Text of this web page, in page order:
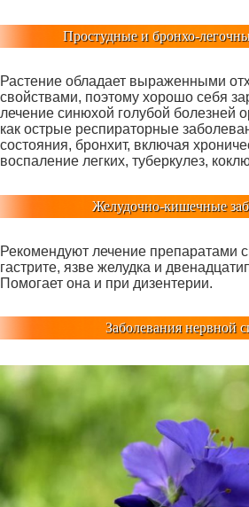
Простудные и бронхо-
Растение обладает выраженными
свойствами, поэтому хорошо себя
лечение синюхой голубой болезней
как острые респираторные
состояния, бронхит, включая
воспаление легких, туберкулез,
Желудочно-кишечные
Рекомендуют лечение препаратами
гастрите, язве желудка и
Помогает она и при дизентерии.
Заболевания нервной